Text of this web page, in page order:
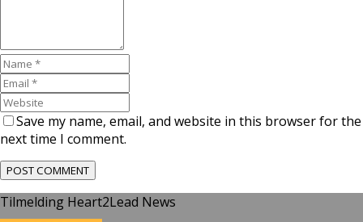
Save my name, email, and website in this browser for the
next time I comment.
Tilmelding Heart2Lead News